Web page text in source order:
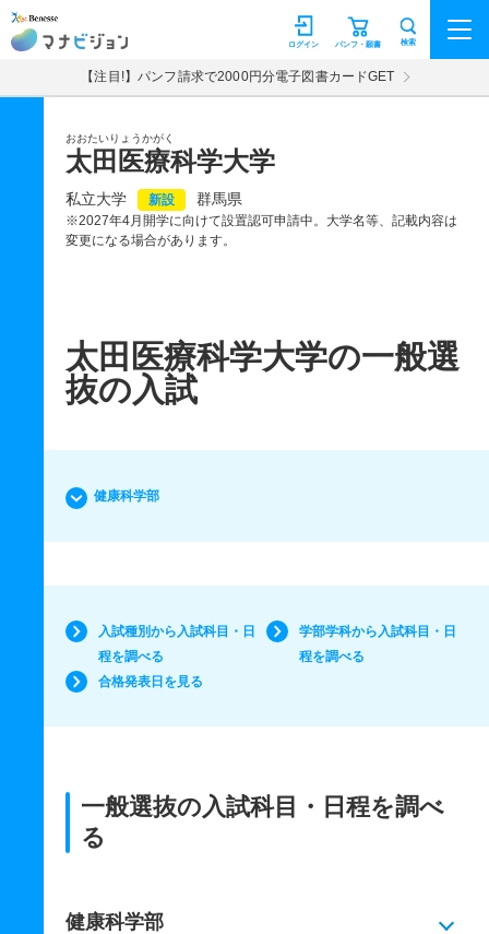
マナビジョン パンフ・願書
ログイン 検索
【注目!】パンフ請求で2000円分電子図書カードGET
おおたいりょうかがく
太田医療科学大学
私立大学 新設 群馬県
※2027年4月開学に向けて設置認可申請中。大学名等、記載内容は
変更になる場合があります。
太田医療科学大学の一般選
抜の入試
健康科学部
入試種別から入試科目・日
程を調べる
学部学科から入試科目・日
程を調べる
合格発表日を見る
一般選抜の入試科目・日程を調べ
る
健康科学部